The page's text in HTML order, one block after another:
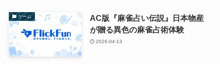
ゲーム
AC版『麻雀占い伝説』日本物産
が贈る異色の麻雀占術体験
2026-04-13